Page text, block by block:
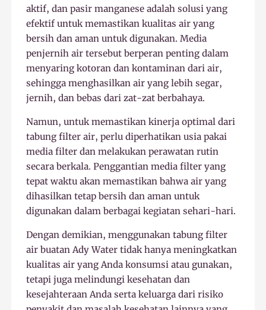
aktif, dan pasir manganese adalah solusi yang
efektif untuk memastikan kualitas air yang
bersih dan aman untuk digunakan. Media
penjernih air tersebut berperan penting dalam
menyaring kotoran dan kontaminan dari air,
sehingga menghasilkan air yang lebih segar,
jernih, dan bebas dari zat-zat berbahaya.
Namun, untuk memastikan kinerja optimal dari
tabung filter air, perlu diperhatikan usia pakai
media filter dan melakukan perawatan rutin
secara berkala. Penggantian media filter yang
tepat waktu akan memastikan bahwa air yang
dihasilkan tetap bersih dan aman untuk
digunakan dalam berbagai kegiatan sehari-hari.
Dengan demikian, menggunakan tabung filter
air buatan Ady Water tidak hanya meningkatkan
kualitas air yang Anda konsumsi atau gunakan,
tetapi juga melindungi kesehatan dan
kesejahteraan Anda serta keluarga dari risiko